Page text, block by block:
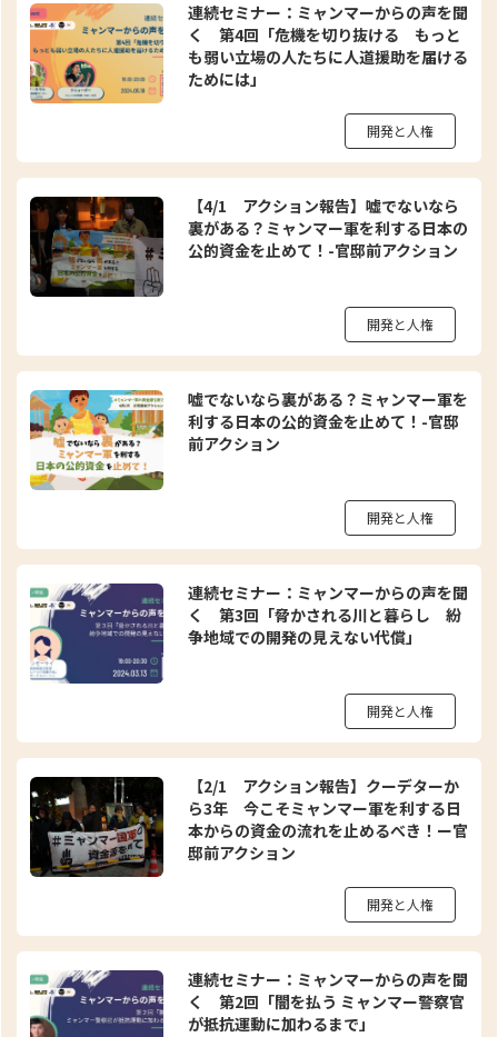
連続セミナー：ミャンマーからの声を聞
く 第4回「危機を切り抜ける もっと
も弱い立場の人たちに人道援助を届ける
ためには」
開発と人権
【4/1 アクション報告】嘘でないなら
裏がある？ミャンマー軍を利する日本の
公的資金を止めて！-官邸前アクション
開発と人権
嘘でないなら裏がある？ミャンマー軍を
利する日本の公的資金を止めて！-官邸
前アクション
開発と人権
連続セミナー：ミャンマーからの声を聞
く 第3回「脅かされる川と暮らし 紛
争地域での開発の見えない代償」
開発と人権
【2/1 アクション報告】クーデターか
ら3年 今こそミャンマー軍を利する日
本からの資金の流れを止めるべき！ー官
邸前アクション
開発と人権
連続セミナー：ミャンマーからの声を聞
く 第2回「闇を払う ミャンマー警察官
が抵抗運動に加わるまで」